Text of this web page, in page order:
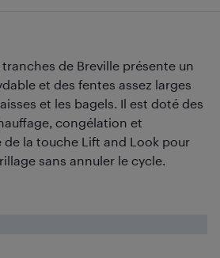
de Breville présente un
et des fentes assez larges
et les bagels. Il est doté des
congélation et
la touche Lift and Look pour
sans annuler le cycle.